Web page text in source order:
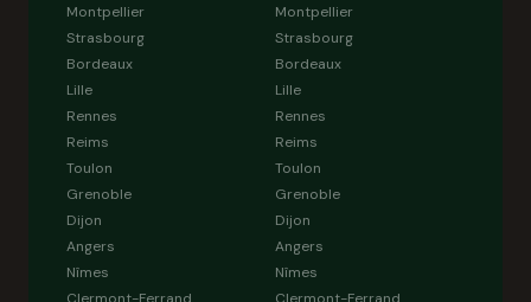
Montpellier
Strasbourg
Bordeaux
Lille
Rennes
Reims
Toulon
Grenoble
Dijon
Angers
Nîmes
Montpellier
Strasbourg
Bordeaux
Lille
Rennes
Reims
Toulon
Grenoble
Dijon
Angers
Nîmes